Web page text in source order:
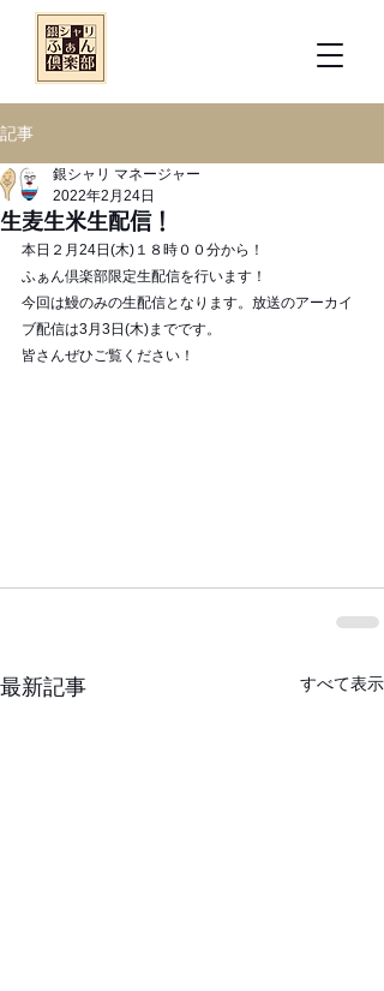
記事
生麦生米生配信！
銀シャリ マネージャー
2022年2月24日
本日２月24日(木)１８時００分から！
ふぁん倶楽部限定生配信を行います！
今回は鰻のみの生配信となります。放送のアーカイ
ブ配信は3月3日(木)までです。
皆さんぜひご覧ください！
最新記事 すべて表示